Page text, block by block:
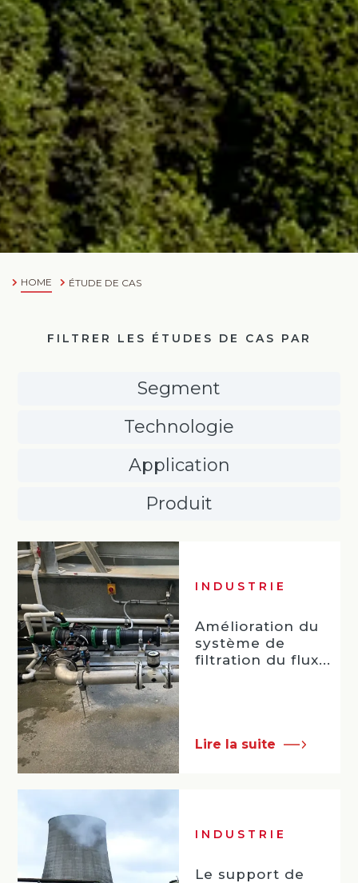
HOME ÉTUDE DE CAS
FILTRER LES ÉTUDES DE CAS PAR
Segment
Technologie
Application
Produit
INDUSTRIE
Amélioration du
système de
filtration du flux...
Lire la suite
INDUSTRIE
Le support de